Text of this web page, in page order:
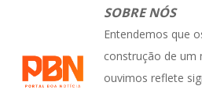
SOBRE NÓS
Entendemos que
construção de um
ouvimos reflete